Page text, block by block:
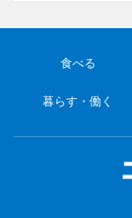
食べる
暮らす・働く